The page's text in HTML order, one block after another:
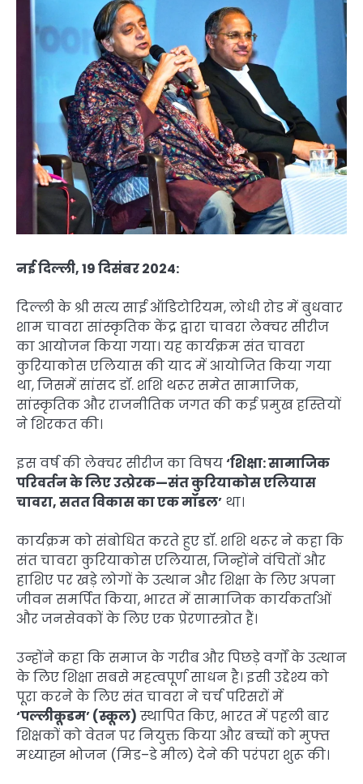
नई दिल्ली, 19 दिसंबर 2024:
दिल्ली के श्री सत्य साई ऑडिटोरियम, लोधी रोड में बुधवार
शाम चावरा सांस्कृतिक केंद्र द्वारा चावरा लेक्चर सीरीज
का आयोजन किया गया। यह कार्यक्रम संत चावरा
कुरियाकोस एलियास की याद में आयोजित किया गया
था, जिसमें सांसद डॉ. शशि थरूर समेत सामाजिक,
सांस्कृतिक और राजनीतिक जगत की कई प्रमुख हस्तियों
ने शिरकत की।
इस वर्ष की लेक्चर सीरीज का विषय‘शिक्षा: सामाजिक
परिवर्तन के लिए उत्प्रेरक—संत कुरियाकोस एलियास
चावरा, सतत विकास का एक मॉडल’ था।
कार्यक्रम को संबोधित करते हुए डॉ. शशि थरूर ने कहा कि
संत चावरा कुरियाकोस एलियास, जिन्होंने वंचितों और
हाशिए पर खड़े लोगों के उत्थान और शिक्षा के लिए अपना
जीवन समर्पित किया, भारत में सामाजिक कार्यकर्ताओं
और जनसेवकों के लिए एक प्रेरणास्त्रोत हैं।
उन्होंने कहा कि समाज के गरीब और पिछड़े वर्गों के उत्थान
के लिए शिक्षा सबसे महत्वपूर्ण साधन है। इसी उद्देश्य को
पूरा करने के लिए संत चावरा ने चर्च परिसरों में
‘पल्लीकूडम’ (स्कूल)स्थापित किए, भारत में पहली बार
शिक्षकों को वेतन पर नियुक्त किया और बच्चों को मुफ्त
मध्याह्न भोजन (मिड–डे मील) देने की परंपरा शुरू की।